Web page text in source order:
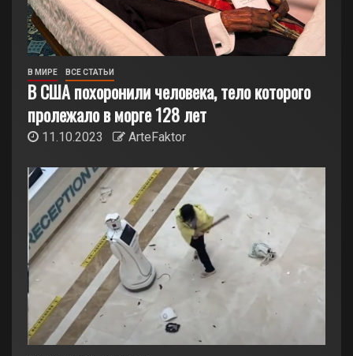
В МИРЕ ВСЕ СТАТЬИ
В США похоронили человека, тело которого
пролежало в морге 128 лет
11.10.2023 ArteFaktor